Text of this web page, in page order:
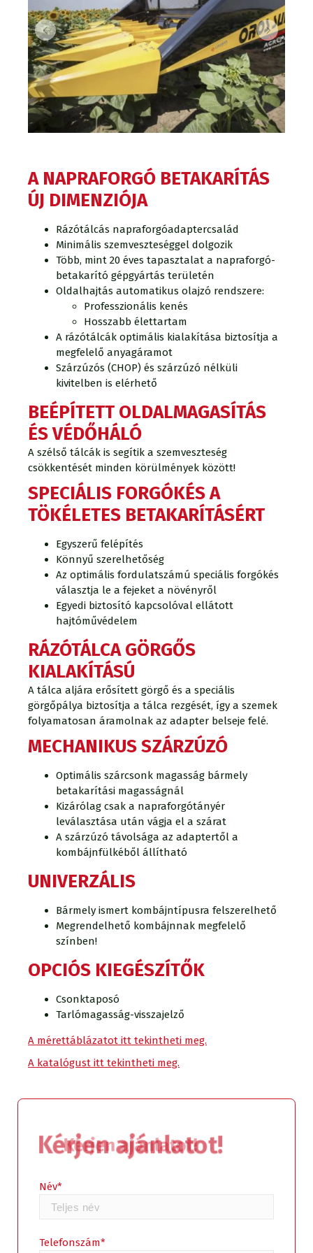
A NAPRAFORGÓ BETAKARÍTÁS
ÚJ DIMENZIÓJA
Rázótálcás napraforgóadaptercsalád
Minimális szemveszteséggel dolgozik
Több, mint 20 éves tapasztalat a napraforgó-
betakarító gépgyártás területén
Oldalhajtás automatikus olajzó rendszere:
Professzionális kenés
Hosszabb élettartam
A rázótálcák optimális kialakítása biztosítja a
megfelelő anyagáramot
Szárzúzós (CHOP) és szárzúzó nélküli
kivitelben is elérhető
BEÉPÍTETT OLDALMAGASÍTÁS
ÉS VÉDŐHÁLÓ
A szélső tálcák is segítik a szemveszteség
csökkentését minden körülmények között!
SPECIÁLIS FORGÓKÉS A
TÖKÉLETES BETAKARÍTÁSÉRT
Egyszerű felépítés
Könnyű szerelhetőség
Az optimális fordulatszámú speciális forgókés
választja le a fejeket a növényről
Egyedi biztosító kapcsolóval ellátott
hajtóművédelem
RÁZÓTÁLCA GÖRGŐS
KIALAKÍTÁSÚ
A tálca aljára erősített görgő és a speciális
görgőpálya biztosítja a tálca rezgését, így a szemek
folyamatosan áramolnak az adapter belseje felé.
MECHANIKUS SZÁRZÚZÓ
Optimális szárcsonk magasság bármely
betakarítási magasságnál
Kizárólag csak a napraforgótányér
leválasztása után vágja el a szárat
A szárzúzó távolsága az adaptertől a
kombájnfülkéből állítható
UNIVERZÁLIS
Bármely ismert kombájntípusra felszerelhető
Megrendelhető kombájnnak megfelelő
színben!
OPCIÓS KIEGÉSZÍTŐK
Csonktaposó
Tarlómagasság-visszajelző
A mérettáblázatot itt tekintheti meg.
A katalógust itt tekintheti meg.
Kérjen ajánlatot!
Név*
Telefonszám*